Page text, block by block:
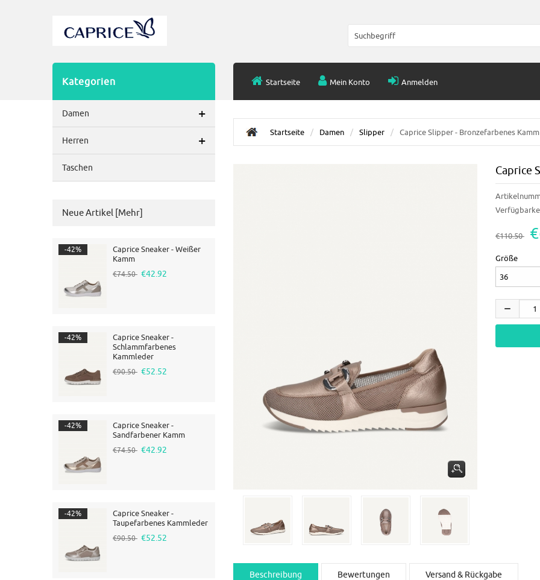
Startseite Mein Konto Anmelden
Kategorien
Damen +
Herren +
Taschen
Neue Artikel [mehr]
Caprice Sneaker - Weißer
Kamm
€74.50 €42.92
-42%
Caprice Sneaker -
Schlammfarbenes
Kammleder
€90.50 €52.52
-42%
Caprice Sneaker -
Sandfarbener Kamm
€74.50 €42.92
-42%
Caprice Sneaker -
Taupefarbenes Kammleder
€90.50 €52.52
-42%
Startseite Damen Slipper Caprice Slipper - Bronzefarbenes
Caprice
€110.50
Größe
Beschreibung Bewertungen Versand & Rückgabe